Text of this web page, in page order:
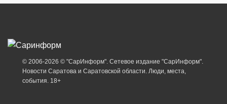
© 2006-2026 © "СарИнформ". Сетевое издание "СарИнформ".
Новости Саратова и Саратовской области. Люди, места,
события. 18+